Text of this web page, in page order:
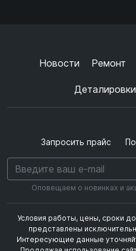
Новости Ремонт
Деталировки
Запросить прайс
Оповещаем о новинках и
Условия работы, цены, сроки
представлены
Интересующие данные